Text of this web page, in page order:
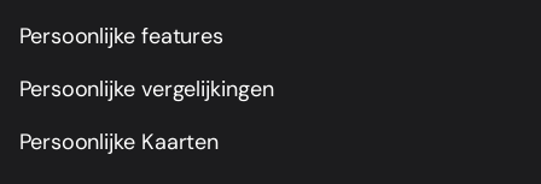
Persoonlijke features
Persoonlijke vergelijkingen
Persoonlijke Kaarten